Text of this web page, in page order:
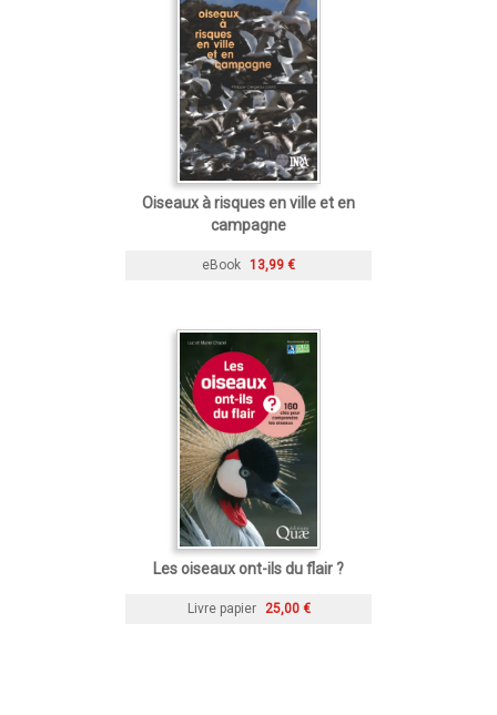
Oiseaux à risques en ville et en
campagne
eBook 13,99 €
Les oiseaux ont-ils du flair ?
Livre papier 25,00 €